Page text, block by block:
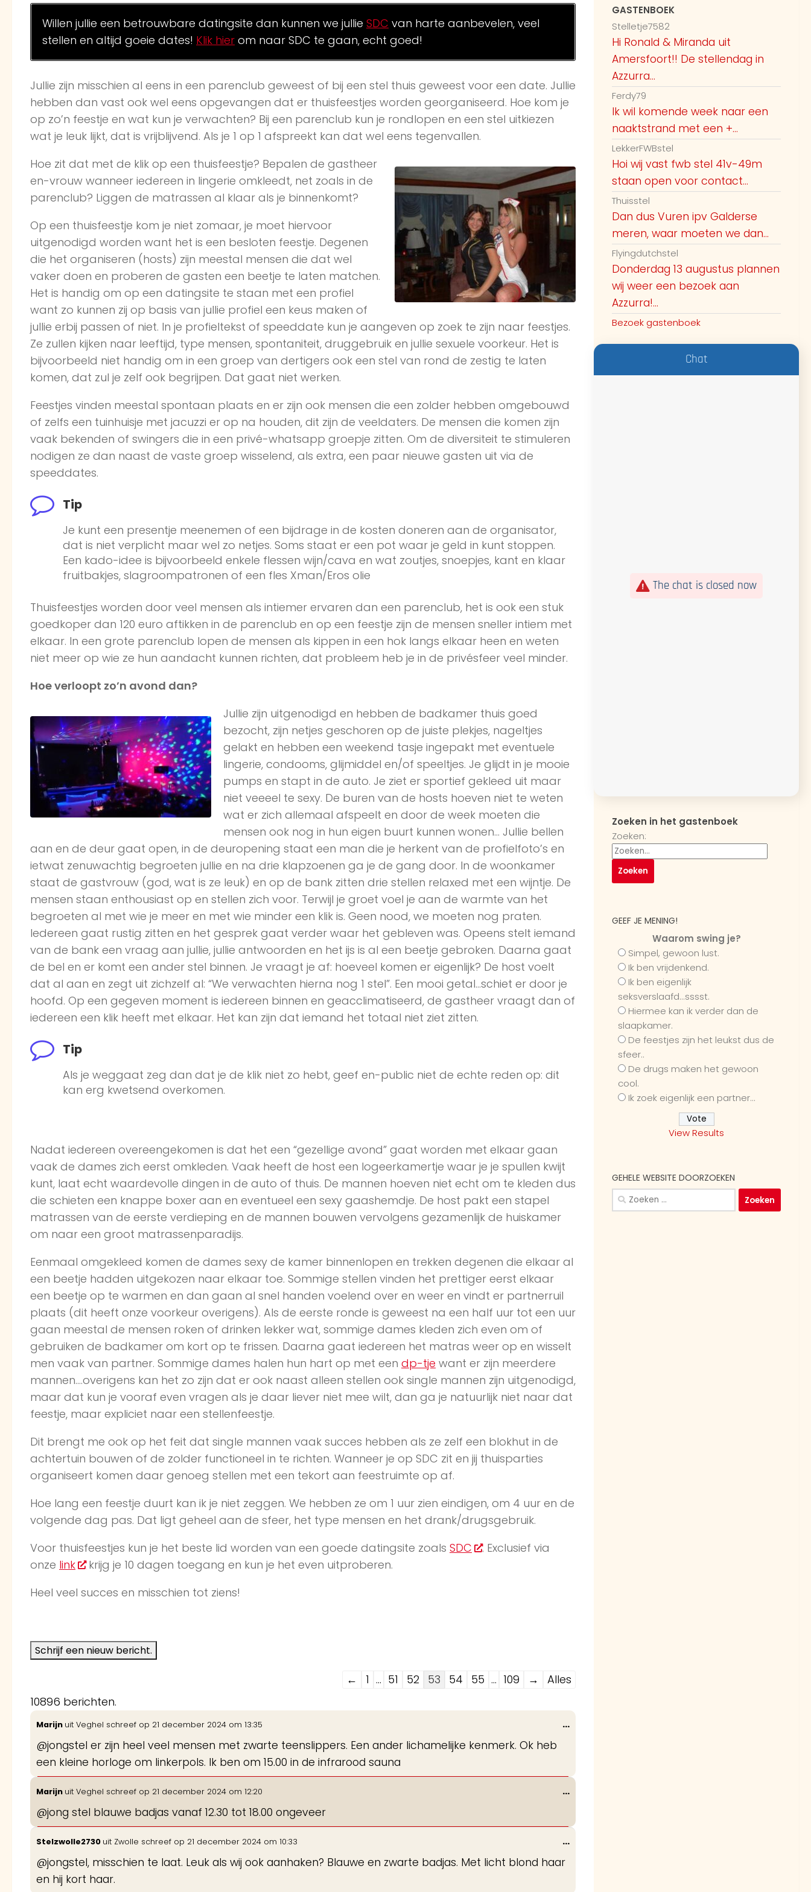
Willen jullie een betrouwbare datingsite dan kunnen we jullie SDC van harte aanbevelen, veel
stellen en altijd goeie dates! Klik hier om naar SDC te gaan, echt goed!
Jullie zijn misschien al eens in een parenclub geweest of bij een stel thuis geweest voor een date. Jullie
hebben dan vast ook wel eens opgevangen dat er thuisfeestjes worden georganiseerd. Hoe kom je
op zo’n feestje en wat kun je verwachten? Bij een parenclub kun je rondlopen en een stel uitkiezen
wat je leuk lijkt, dat is vrijblijvend. Als je 1 op 1 afspreekt kan dat wel eens tegenvallen.
Hoe zit dat met de klik op een thuisfeestje? Bepalen de gastheer
en-vrouw wanneer iedereen in lingerie omkleedt, net zoals in de
parenclub? Liggen de matrassen al klaar als je binnenkomt?
Op een thuisfeestje kom je niet zomaar, je moet hiervoor
uitgenodigd worden want het is een besloten feestje. Degenen
die het organiseren (hosts) zijn meestal mensen die dat wel
vaker doen en proberen de gasten een beetje te laten matchen.
Het is handig om op een datingsite te staan met een profiel
want zo kunnen zij op basis van jullie profiel een keus maken of
jullie erbij passen of niet. In je profieltekst of speeddate kun je aangeven op zoek te zijn naar feestjes.
Ze zullen kijken naar leeftijd, type mensen, spontaniteit, druggebruik en jullie sexuele voorkeur. Het is
bijvoorbeeld niet handig om in een groep van dertigers ook een stel van rond de zestig te laten
komen, dat zul je zelf ook begrijpen. Dat gaat niet werken.
Feestjes vinden meestal spontaan plaats en er zijn ook mensen die een zolder hebben omgebouwd
of zelfs een tuinhuisje met jacuzzi er op na houden, dit zijn de veeldaters. De mensen die komen zijn
vaak bekenden of swingers die in een privé-whatsapp groepje zitten. Om de diversiteit te stimuleren
nodigen ze dan naast de vaste groep wisselend, als extra, een paar nieuwe gasten uit via de
speeddates.
Tip
Je kunt een presentje meenemen of een bijdrage in de kosten doneren aan de organisator,
dat is niet verplicht maar wel zo netjes. Soms staat er een pot waar je geld in kunt stoppen.
Een kado-idee is bijvoorbeeld enkele flessen wijn/cava en wat zoutjes, snoepjes, kant en klaar
fruitbakjes, slagroompatronen of een fles Xman/Eros olie
Thuisfeestjes worden door veel mensen als intiemer ervaren dan een parenclub, het is ook een stuk
goedkoper dan 120 euro aftikken in de parenclub en op een feestje zijn de mensen sneller intiem met
elkaar. In een grote parenclub lopen de mensen als kippen in een hok langs elkaar heen en weten
niet meer op wie ze hun aandacht kunnen richten, dat probleem heb je in de privésfeer veel minder.
Hoe verloopt zo’n avond dan?
Jullie zijn uitgenodigd en hebben de badkamer thuis goed
bezocht, zijn netjes geschoren op de juiste plekjes, nageltjes
gelakt en hebben een weekend tasje ingepakt met eventuele
lingerie, condooms, glijmiddel en/of speeltjes. Je glijdt in je mooie
pumps en stapt in de auto. Je ziet er sportief gekleed uit maar
niet veeeel te sexy. De buren van de hosts hoeven niet te weten
wat er zich allemaal afspeelt en door de week moeten die
mensen ook nog in hun eigen buurt kunnen wonen… Jullie bellen
aan en de deur gaat open, in de deuropening staat een man die je herkent van de profielfoto’s en
ietwat zenuwachtig begroeten jullie en na drie klapzoenen ga je de gang door. In de woonkamer
staat de gastvrouw (god, wat is ze leuk) en op de bank zitten drie stellen relaxed met een wijntje. De
mensen staan enthousiast op en stellen zich voor. Terwijl je groet voel je aan de warmte van het
begroeten al met wie je meer en met wie minder een klik is. Geen nood, we moeten nog praten.
Iedereen gaat rustig zitten en het gesprek gaat verder waar het gebleven was. Opeens stelt iemand
van de bank een vraag aan jullie, jullie antwoorden en het ijs is al een beetje gebroken. Daarna gaat
de bel en er komt een ander stel binnen. Je vraagt je af: hoeveel komen er eigenlijk? De host voelt
dat al aan en zegt uit zichzelf al: “We verwachten hierna nog 1 stel”. Een mooi getal…schiet er door je
hoofd. Op een gegeven moment is iedereen binnen en geacclimatiseerd, de gastheer vraagt dan of
iedereen een klik heeft met elkaar. Het kan zijn dat iemand het totaal niet ziet zitten.
Tip
Als je weggaat zeg dan dat je de klik niet zo hebt, geef en-public niet de echte reden op: dit
kan erg kwetsend overkomen.
Nadat iedereen overeengekomen is dat het een “gezellige avond” gaat worden met elkaar gaan
vaak de dames zich eerst omkleden. Vaak heeft de host een logeerkamertje waar je je spullen kwijt
kunt, laat echt waardevolle dingen in de auto of thuis. De mannen hoeven niet echt om te kleden dus
die schieten een knappe boxer aan en eventueel een sexy gaashemdje. De host pakt een stapel
matrassen van de eerste verdieping en de mannen bouwen vervolgens gezamenlijk de huiskamer
om naar een groot matrassenparadijs.
Eenmaal omgekleed komen de dames sexy de kamer binnenlopen en trekken degenen die elkaar al
een beetje hadden uitgekozen naar elkaar toe. Sommige stellen vinden het prettiger eerst elkaar
een beetje op te warmen en dan gaan al snel handen voelend over en weer en vindt er partnerruil
plaats (dit heeft onze voorkeur overigens). Als de eerste ronde is geweest na een half uur tot een uur
gaan meestal de mensen roken of drinken lekker wat, sommige dames kleden zich even om of
gebruiken de badkamer om kort op te frissen. Daarna gaat iedereen het matras weer op en wisselt
men vaak van partner. Sommige dames halen hun hart op met een dp-tje want er zijn meerdere
mannen….overigens kan het zo zijn dat er ook naast alleen stellen ook single mannen zijn uitgenodigd,
maar dat kun je vooraf even vragen als je daar liever niet mee wilt, dan ga je natuurlijk niet naar dat
feestje, maar expliciet naar een stellenfeestje.
Dit brengt me ook op het feit dat single mannen vaak succes hebben als ze zelf een blokhut in de
achtertuin bouwen of de zolder functioneel in te richten. Wanneer je op SDC zit en jij thuisparties
organiseert komen daar genoeg stellen met een tekort aan feestruimte op af.
Hoe lang een feestje duurt kan ik je niet zeggen. We hebben ze om 1 uur zien eindigen, om 4 uur en de
volgende dag pas. Dat ligt geheel aan de sfeer, het type mensen en het drank/drugsgebruik.
Voor thuisfeestjes kun je het beste lid worden van een goede datingsite zoals SDC
. Exclusief via
onze link
krijg je 10 dagen toegang en kun je het even uitproberen.
Heel veel succes en misschien tot ziens!
Navigatie
de
lijst
← 1 ... 51 52 53 54 55 ... 109 →
Alles
10896 berichten.
Marijn uit Veghel schreef op 21 december 2024 om 13:35
@jongstel er zijn heel veel mensen met zwarte teenslippers. Een ander lichamelijke kenmerk. Ok heb
een kleine horloge om linkerpols. Ik ben om 15.00 in de infrarood sauna
...Wissel
Marijn uit Veghel schreef op 21 december 2024 om 12:20
@jong stel blauwe badjas vanaf 12.30 tot 18.00 ongeveer
...Wissel
metabox.
Stelzwolle2730 uit Zwolle schreef op 21 december 2024 om 10:33
@jongstel, misschien te laat. Leuk als wij ook aanhaken? Blauwe en zwarte badjas. Met licht blond haar
en hij kort haar.
...Wissel
GASTENBOEK
Stelletje7582
Hi Ronald & Miranda uit
Amersfoort!! De stellendag in
Azzurra...
Ferdy79
Ik wil komende week naar een
naaktstrand met een +...
LekkerFWBstel
Hoi wij vast fwb stel 41v-49m
staan open voor contact...
Thuisstel
Dan dus Vuren ipv Galderse
meren, waar moeten we dan...
Flyingdutchstel
Donderdag 13 augustus plannen
wij weer een bezoek aan
Azzurra!...
Bezoek gastenboek
Chat
The chat is closed now
Zoeken in het gastenboek
Zoeken:
GEEF JE MENING!
Waarom swing je?
Simpel, gewoon lust.
Ik ben vrijdenkend.
Ik ben eigenlijk
seksverslaafd...sssst.
Hiermee kan ik verder dan de
slaapkamer.
De feestjes zijn het leukst dus de
sfeer..
De drugs maken het gewoon
cool.
Ik zoek eigenlijk een partner...
View Results
GEHELE WEBSITE DOORZOEKEN
Zoeken
naar: